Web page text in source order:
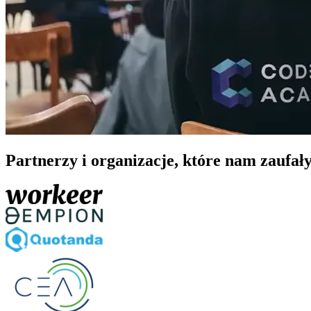
Partnerzy i organizacje, które nam